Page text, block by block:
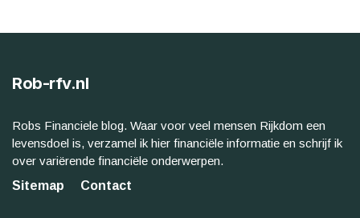
Rob-rfv.nl
Robs Financiele blog. Waar voor veel mensen Rijkdom een
levensdoel is, verzamel ik hier financiële informatie en schrijf ik
over variërende financiële onderwerpen.
Sitemap
Contact